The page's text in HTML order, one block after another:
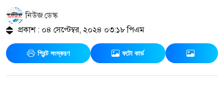
নিউজ ডেস্ক
প্রকাশ : ০৪ সেপ্টেম্বর, ২০২৪ ০৩:১৮ পিএম
প্রিন্ট সংস্করণ ফটো কার্ড